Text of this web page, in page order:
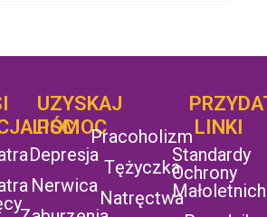
UZYSKAJ
POMOC
Depresja
Nerwica
UZYSKAJ
POMOC
Pracoholizm
Tężyczka
Natręctwa
LINKI
Standardy
Ochrony
Małoletnich